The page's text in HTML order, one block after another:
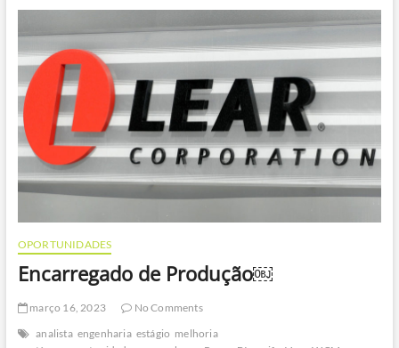
I
OPORTUNIDADES
Encarregado de Produção￼
março 16, 2023
No Comments
analista engenharia estágio melhoria